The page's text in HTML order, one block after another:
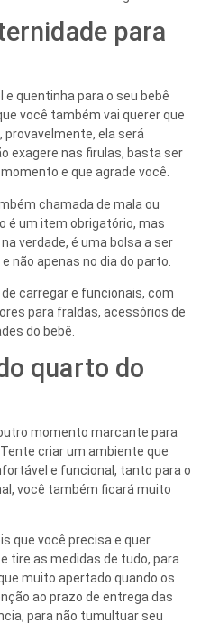
para
quentinha para o seu bebê
você também vai querer que
provavelmente, ela será
exagere nas firulas, basta ser
e que agrade você.
chamada de mala ou
é um item obrigatório, mas
verdade, é uma bolsa a ser
não apenas no dia do parto.
carregar e funcionais, com
para fraldas, acessórios de
do bebê.
quarto do
momento marcante para
criar um ambiente que
e funcional, tanto para o
você também ficará muito
que você precisa e quer.
tire as medidas de tudo, para
muito apertado quando os
ao prazo de entrega das
para não tumultuar seu